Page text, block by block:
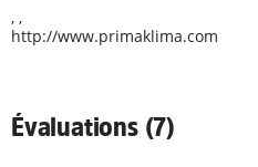
, ,
http://www.primaklima.com
Évaluations (7)